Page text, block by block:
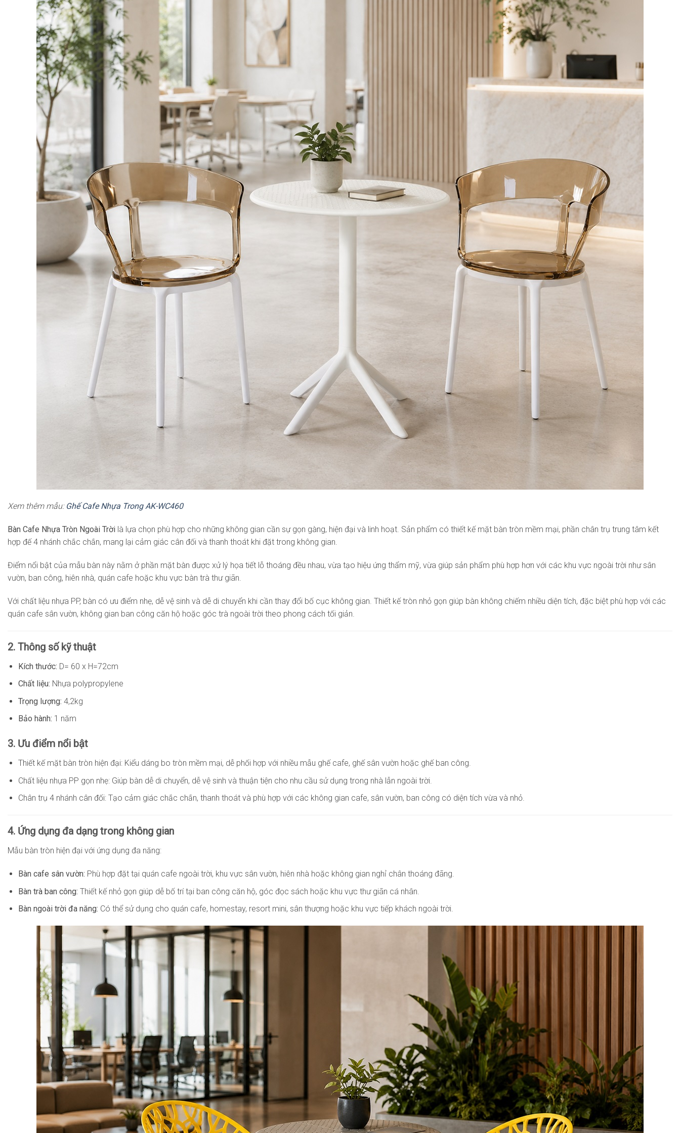
Xem thêm mẫu: Ghế Cafe Nhựa Trong AK-WC460
Bàn Cafe Nhựa Tròn Ngoài Trời là lựa chọn phù hợp cho những không gian cần sự gọn gàng, hiện đại và linh hoạt. Sản phẩm có thiết kế mặt bàn tròn mềm mại, phần chân trụ trung tâm kết
hợp đế 4 nhánh chắc chắn, mang lại cảm giác cân đối và thanh thoát khi đặt trong không gian.
Điểm nổi bật của mẫu bàn này nằm ở phần mặt bàn được xử lý họa tiết lỗ thoáng đều nhau, vừa tạo hiệu ứng thẩm mỹ, vừa giúp sản phẩm phù hợp hơn với các khu vực ngoài trời như sân
vườn, ban công, hiên nhà, quán cafe hoặc khu vực bàn trà thư giãn.
Với chất liệu nhựa PP, bàn có ưu điểm nhẹ, dễ vệ sinh và dễ di chuyển khi cần thay đổi bố cục không gian. Thiết kế tròn nhỏ gọn giúp bàn không chiếm nhiều diện tích, đặc biệt phù hợp với các
quán cafe sân vườn, không gian ban công căn hộ hoặc góc trà ngoài trời theo phong cách tối giản.
2. Thông số kỹ thuật
Kích thước: D= 60 x H=72cm
Chất liệu: Nhựa polypropylene
Trọng lượng: 4,2kg
Bảo hành: 1 năm
3. Ưu điểm nổi bật
Thiết kế mặt bàn tròn hiện đại: Kiểu dáng bo tròn mềm mại, dễ phối hợp với nhiều mẫu ghế cafe, ghế sân vườn hoặc ghế ban công.
Chất liệu nhựa PP gọn nhẹ: Giúp bàn dễ di chuyển, dễ vệ sinh và thuận tiện cho nhu cầu sử dụng trong nhà lẫn ngoài trời.
Chân trụ 4 nhánh cân đối: Tạo cảm giác chắc chắn, thanh thoát và phù hợp với các không gian cafe, sân vườn, ban công có diện tích vừa và nhỏ.
4. Ứng dụng đa dạng trong không gian
Mẫu bàn tròn hiện đại với ứng dụng đa năng:
Bàn cafe sân vườn: Phù hợp đặt tại quán cafe ngoài trời, khu vực sân vườn, hiên nhà hoặc không gian nghỉ chân thoáng đãng.
Bàn trà ban công: Thiết kế nhỏ gọn giúp dễ bố trí tại ban công căn hộ, góc đọc sách hoặc khu vực thư giãn cá nhân.
Bàn ngoài trời đa năng: Có thể sử dụng cho quán cafe, homestay, resort mini, sân thượng hoặc khu vực tiếp khách ngoài trời.